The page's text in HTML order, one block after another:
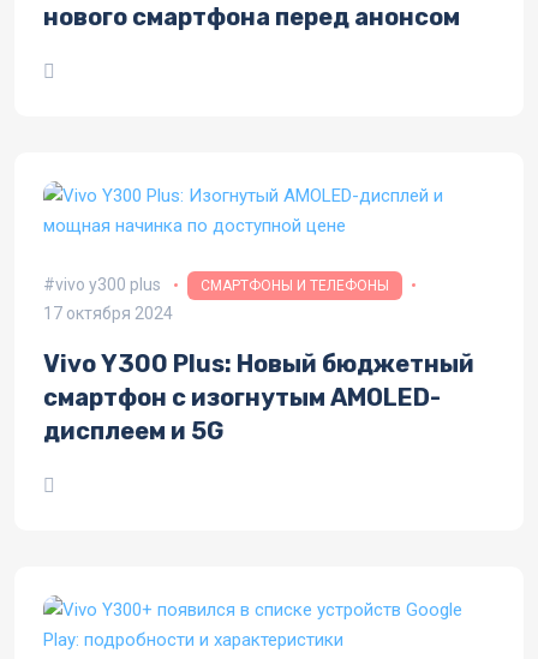
нового смартфона перед анонсом
vivo y300 plus СМАРТФОНЫ И ТЕЛЕФОНЫ
17 октября 2024
Vivo Y300 Plus: Новый бюджетный
смартфон с изогнутым AMOLED-
дисплеем и 5G